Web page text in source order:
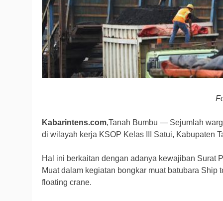
Kabarintens.com,Tanah Bumbu — Sejumlah
di wilayah kerja KSOP Kelas III Satui, Kabupaten
Hal ini berkaitan dengan adanya kewajiban Surat
Muat dalam kegiatan bongkar muat batubara
floating crane.